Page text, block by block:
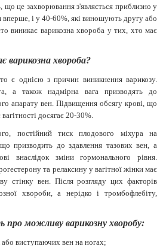
що це захворювання з'являється приблизно у
вперше, і у 40-60%, які виношують другу або
виникає варикозна хвороба у тих, хто має
варикозна хвороба?
є однією з причин виникнення варикозу.
а також надмірна вага призводять до
апарату вен. Підвищення обсягу крові, що
досягає 20-30%.
постійний тиск плодового міхура на
призводить до здавлення тазових вен, а
внаслідок зміни гормонального рівня.
та релаксину у вагітної жінки має
стінку вен. Після розгляду цих факторів
хвороби, а нерідко і тромбофлебіту,
можливу варикозну хворобу:
або виступаючих вен на ногах;